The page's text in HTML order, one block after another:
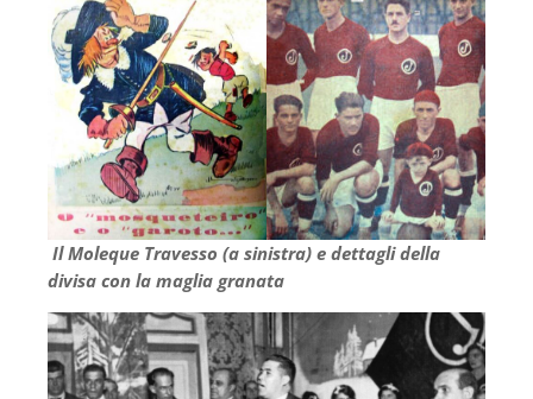
Il Moleque Travesso (a sinistra) e dettagli della
divisa con la maglia granata